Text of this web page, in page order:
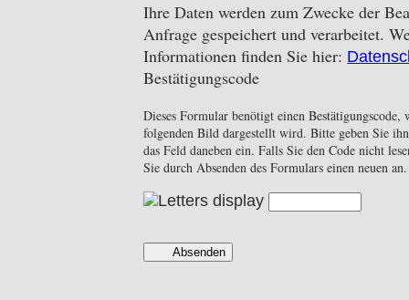
Ihre Daten werden zum Zwecke der
Anfrage gespeichert und verarbeitet.
Informationen finden Sie hier:
Bestätigungscode
Dieses Formular benötigt einen Bestätigungscode,
folgenden Bild dargestellt wird. Bitte geben Sie
das Feld daneben ein. Falls Sie den Code nicht
Sie durch Absenden des Formulars einen neuen an.
Absenden